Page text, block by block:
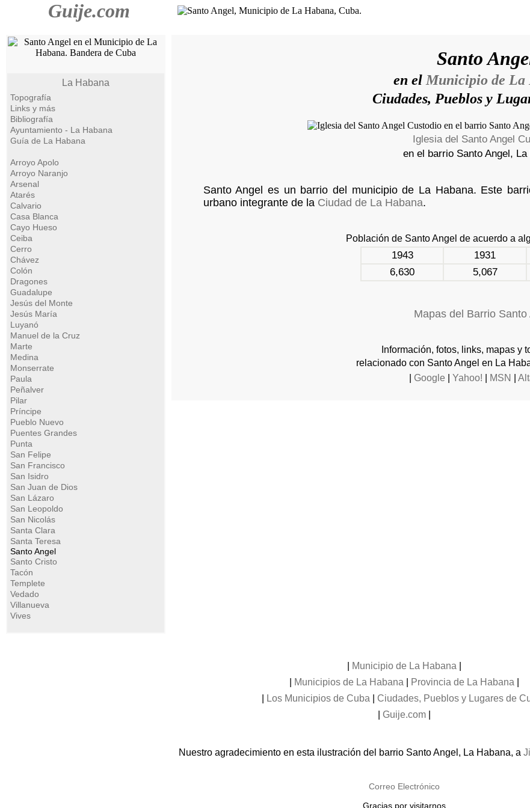
Guije.com
La Habana
Topografía
Links y más
Bibliografía
Ayuntamiento - La Habana
Guía de La Habana
Arroyo Apolo
Arroyo Naranjo
Arsenal
Atarés
Calvario
Casa Blanca
Cayo Hueso
Ceiba
Cerro
Chávez
Colón
Dragones
Guadalupe
Jesús del Monte
Jesús María
Luyanó
Manuel de la Cruz
Marte
Medina
Monserrate
Paula
Peñalver
Pilar
Príncipe
Pueblo Nuevo
Puentes Grandes
Punta
San Felipe
San Francisco
San Isidro
San Juan de Dios
San Lázaro
San Leopoldo
San Nicolás
Santa Clara
Santa Teresa
Santo Angel
Santo Cristo
Tacón
Templete
Vedado
Villanueva
Vives
Santo
en el Municipio de La
Ciudades, Pueblos y
Iglesia del Santo Angel
en el barrio Santo Angel, La
Santo Angel es un barrio del municipio de La Habana. Este
urbano integrante de la Ciudad de La Habana.
Población de Santo Angel de acuerdo a
1943 1931
6,630
5,067
Mapas del Barrio Santo
Información, fotos, links, mapas y
relacionado con Santo Angel en La
Google Yahoo! MSN
Municipio de La Habana
Municipios de La Habana Provincia de La Habana
Los Municipios de Cuba Ciudades, Pueblos y Lugares de
Guije.com
Nuestro agradecimiento en esta ilustración del barrio Santo Angel, La Habana, a
Correo Electrónico
Gracias por visitarnos